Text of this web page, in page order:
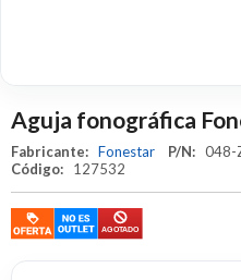
Aguja fonográfica
Fabricante: Fonestar P/N: 048-
Código:
127532